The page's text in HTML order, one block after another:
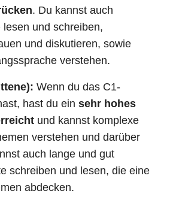
. Du kannst auch
lesen und schreiben,
und diskutieren, sowie
verstehen.
Wenn du das C1-
hast du ein sehr hohes
und kannst komplexe
verstehen und darüber
auch lange und gut
schreiben und lesen, die eine
abdecken.